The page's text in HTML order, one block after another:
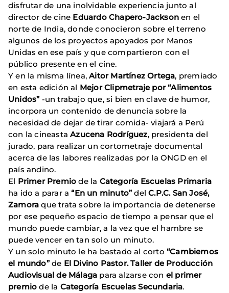
disfrutar de una inolvidable experiencia junto al
director de cine Eduardo Chapero-Jackson en el
norte de India, donde conocieron sobre el terreno
algunos de los proyectos apoyados por Manos
Unidas en ese país y que compartieron con el
público presente en el cine.
Y en la misma línea,Aitor Martínez Ortega, premiado
en esta edición al Mejor Clipmetraje por “Alimentos
Unidos” -un trabajo que, si bien en clave de humor,
incorpora un contenido de denuncia sobre la
necesidad de dejar de tirar comida- viajará a Perú
con la cineastaAzucena Rodríguez, presidenta del
jurado, para realizar un cortometraje documental
acerca de las labores realizadas por la ONGD en el
país andino.
El Primer Premiode la Categoría Escuelas Primaria
ha ido a parar a“En un minuto”del C.P.C. San José,
Zamora que trata sobre la importancia de detenerse
por ese pequeño espacio de tiempo a pensar que el
mundo puede cambiar, a la vez que el hambre se
puede vencer en tan solo un minuto.
Y un solo minuto le ha bastado al corto “Cambiemos
el mundo”de El Divino Pastor. Taller de Producción
Audiovisual de Málaga para alzarse con el primer
premio de la Categoría Escuelas Secundaria.